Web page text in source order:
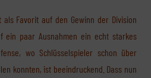
Favorit auf den Gewinn der Division
ein paar Ausnahmen ein echt starkes
wo Schlüsselspieler schon über
konnten, ist beeindruckend. Dass nun